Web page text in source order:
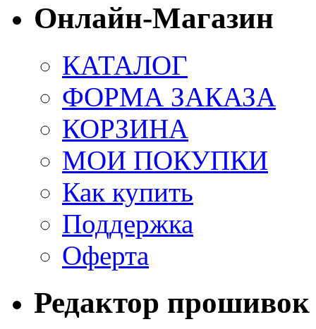
Онлайн-Магазин
КАТАЛОГ
ФОРМА ЗАКАЗА
КОРЗИНА
МОИ ПОКУПКИ
Как купить
Поддержка
Оферта
Редактор прошивок